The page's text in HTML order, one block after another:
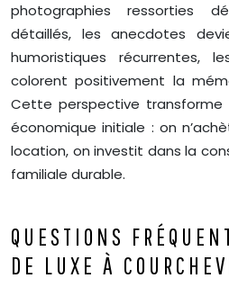
photographies ressorties
détaillés, les anecdotes
humoristiques récurrentes,
colorent positivement la
Cette perspective transforme
économique initiale : on
location, on investit dans la
familiale durable.
QUESTIONS
DE LUXE À